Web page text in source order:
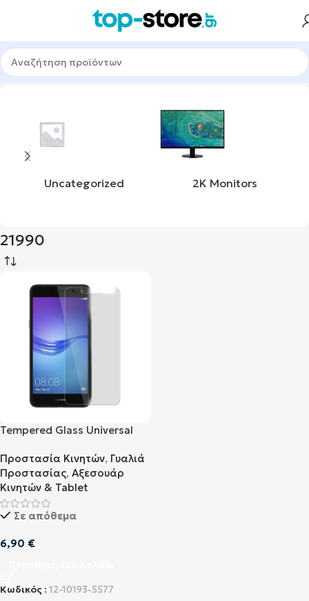
Αρχική σελίδα Προϊόν product_sku 21990
Uncategorized 2K Monitors
21990
Tempered Glass Universal
Προστασία Κινητών, Γυαλιά
Προστασίας, Αξεσουάρ
Κινητών & Tablet
Σε απόθεμα
6,90 €
Κωδικός : 12-10193-5577